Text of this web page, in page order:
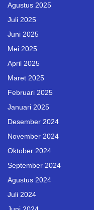
Agustus 2025
Juli 2025
Juni 2025
Mei 2025
April 2025
Maret 2025
Februari 2025
Januari 2025
Desember 2024
November 2024
Oktober 2024
September 2024
Agustus 2024
Juli 2024